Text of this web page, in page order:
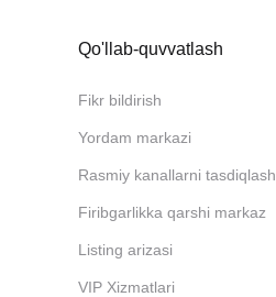
Qo'llab-quvvatlash
Fikr bildirish
Yordam markazi
Rasmiy kanallarni tasdiqlash
Firibgarlikka qarshi markaz
Listing arizasi
VIP Xizmatlari